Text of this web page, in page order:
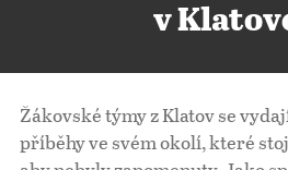
Kontakty
Místa
v
Žákovské týmy zKlatovse
příběhy ve svém okolí, které